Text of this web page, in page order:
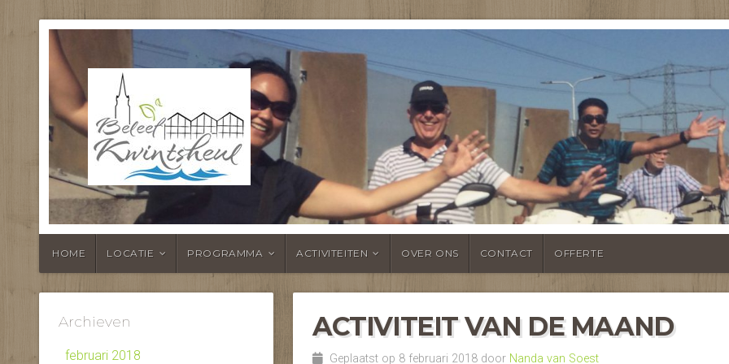
BELEEF KWINTSHEUL
HOME LOCATIE PROGRAMMA ACTIVITEITEN OVER ONS CONTACT OFFERTE
Archieven
februari 2018
ACTIVITEIT VAN DE MAAND
Geplaatst op 8 februari 2018 door Nanda van Soest